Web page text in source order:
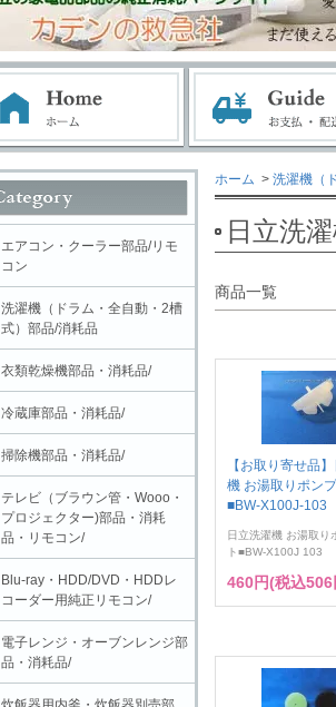
ホーム > 洗濯機（
日立洗
商品一覧
【お取り寄せ品
機 お湯取りポン
■BW-X100J-103
日立洗濯機 お湯取り
ト■BW-X100J 103
460円(税込506
エアコン・クーラー部品/リモ
コン
洗濯機（ドラム・全自動・2槽
式）部品/消耗品
衣類乾燥機部品・消耗品/
冷蔵庫部品・消耗品/
掃除機部品・消耗品/
テレビ（ブラウン管・Wooo・
プロジェクター)部品・消耗
品・リモコン/
Blu-ray・HDD/DVD・HDDレ
コーダー用純正リモコン/
電子レンジ・オーブンレンジ部
品・消耗品/